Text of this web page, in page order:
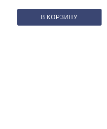
В КОРЗИНУ